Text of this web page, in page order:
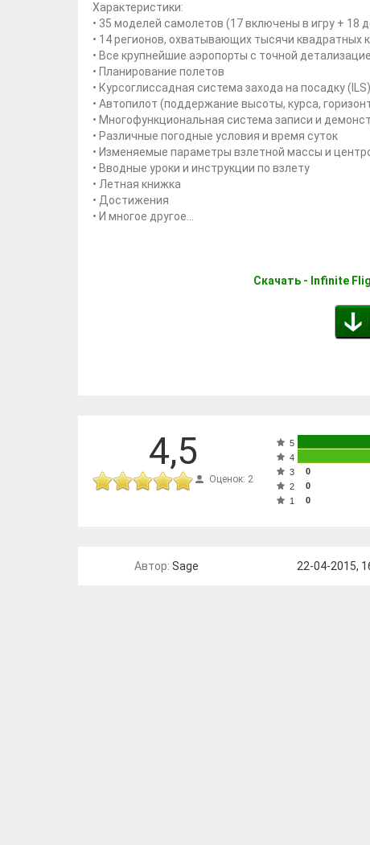
Характеристики:
• 35 моделей самолетов (17 включены в игру + 18
• 14 регионов, охватывающих тысячи квадратных
• Все крупнейшие аэропорты с точной
• Планирование полетов
• Курсоглиссадная система захода на посадку (ILS)
• Автопилот (поддержание высоты, курса,
• Многофункциональная система записи и
• Различные погодные условия и время суток
• Изменяемые параметры взлетной массы и
• Вводные уроки и инструкции по взлету
• Летная книжка
• Достижения
• И многое другое...
Скачать - Infinite
4,5
Оценок: 2
5
4
3
0
2
0
1
0
Автор: Sage 22-04-2015,